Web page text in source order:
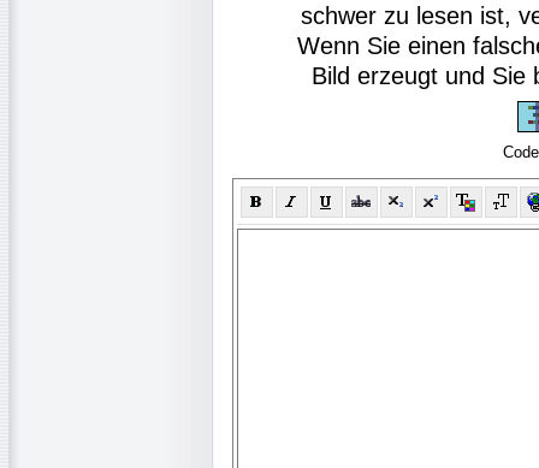
schwer zu lesen ist,
Wenn Sie einen
Bild erzeugt und Sie